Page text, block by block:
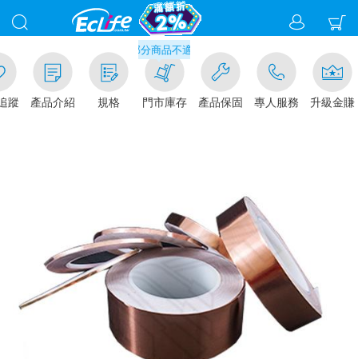
蹤 產品介紹 規格
滿千元門市取貨現折1%(部分商品不適用)-請點我看
門市庫存 產品保固 專人服務 升級金賺